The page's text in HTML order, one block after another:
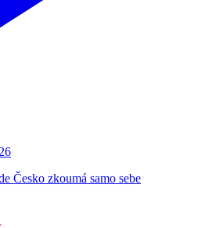
Česko zkoumá samo sebe